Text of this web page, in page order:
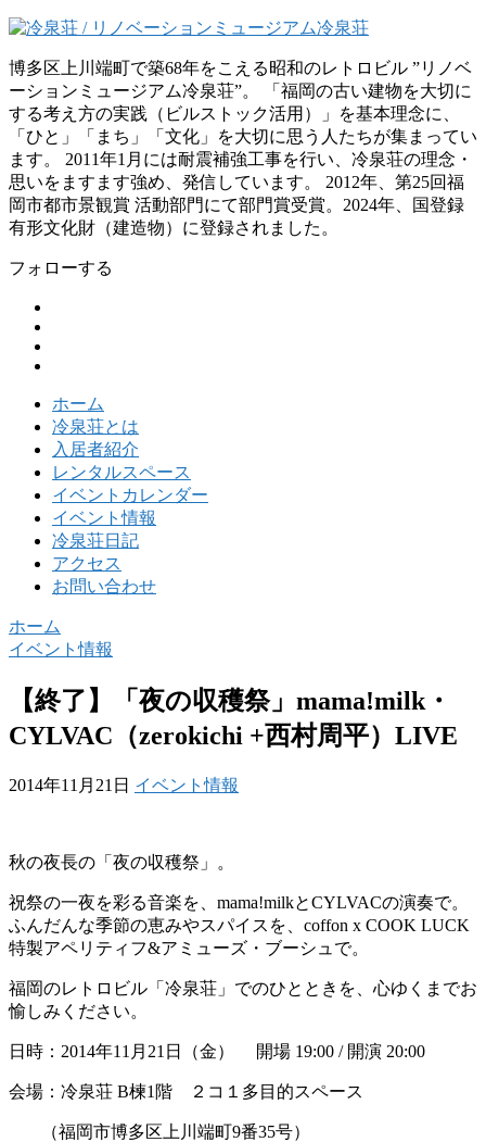
博多区上川端町で築68年をこえる昭和のレトロビル ”リノベ
ーションミュージアム冷泉荘”。 「福岡の古い建物を大切に
する考え方の実践（ビルストック活用）」を基本理念に、
「ひと」「まち」「文化」を大切に思う人たちが集まってい
ます。 2011年1月には耐震補強工事を行い、冷泉荘の理念・
思いをますます強め、発信しています。 2012年、第25回福
岡市都市景観賞 活動部門にて部門賞受賞。2024年、国登録
有形文化財（建造物）に登録されました。
フォローする
ホーム
冷泉荘とは
入居者紹介
レンタルスペース
イベントカレンダー
イベント情報
冷泉荘日記
アクセス
お問い合わせ
ホーム
イベント情報
【終了】「夜の収穫祭」mama!milk・
CYLVAC（zerokichi +西村周平）LIVE
2014年11月21日 イベント情報
秋の夜長の「夜の収穫祭」。
祝祭の一夜を彩る音楽を、mama!milkとCYLVACの演奏で。
ふんだんな季節の恵みやスパイスを、coffon x COOK LUCK
特製アペリティフ&アミューズ・ブーシュで。
福岡のレトロビル「冷泉荘」でのひとときを、心ゆくまでお
愉しみください。
日時：2014年11月21日（金） 開場 19:00 / 開演 20:00
会場：冷泉荘 B楝1階 ２コ１多目的スペース
（福岡市博多区上川端町9番35号）